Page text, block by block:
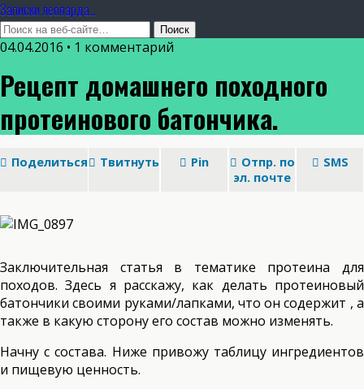
Записки леопарда...
04.04.2016 • 1 комментарий
Рецепт домашнего походного
протеинового батончика.
Поделиться Твитнуть Pin
Отпр. по
эл. почте
SMS
Заключительная статья в тематике протеина для
походов. Здесь я расскажу, как делать протеиновый
батончики своими руками/лапками, что он содержит , а
также в какую сторону его состав можно изменять.
Начну с состава. Ниже привожу таблицу ингредиентов
и пищевую ценность.